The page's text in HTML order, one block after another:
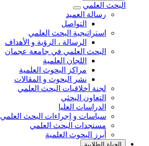
البحث العلمي
رسالة العميد
التواصل
استراتيجية البحث العلمي
الرسالة ، الرؤية و الأهداف
البحث العلمي في جامعة عجمان
اللجان العلمية
مراكز البحوث العلمية
نشر البحوث و المقالات
لجنة أخلاقيات البحث العلمي
التعاون البحثي
الدراسات العليا
سياسات و إجراءات البحث العلمي
مستجدات البحث العلمي
أبرز البحوث العلمية
الحياة الطلابية